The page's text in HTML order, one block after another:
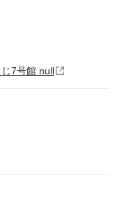
7号館 null